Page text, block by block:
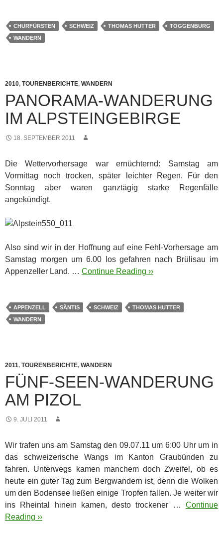
CHURFÜRSTEN SCHWEIZ THOMAS HUTTER
TOGGENBURG
WANDERN
2010, TOURENBERICHTE, WANDERN
PANORAMA-WANDERUNG
IM ALPSTEINGEBIRGE
18. SEPTEMBER 2011
Die Wettervorhersage war ernüchternd: Samstag am
Vormittag noch trocken, später leichter Regen. Für den
Sonntag aber waren ganztägig starke Regenfälle
angekündigt.
Also sind wir in der Hoffnung auf eine Fehl-Vorhersage am
Samstag morgen um 6.00 los gefahren nach Brülisau im
Appenzeller Land. … Continue Reading ››
APPENZELL SÄNTIS SCHWEIZ
THOMAS HUTTER
WANDERN
2011, TOURENBERICHTE, WANDERN
FÜNF-SEEN-WANDERUNG
AM PIZOL
9. JULI 2011
Wir trafen uns am Samstag den 09.07.11 um 6:00 Uhr um in
das schweizerische Wangs im Kanton Graubünden zu
fahren. Unterwegs kamen manchem doch Zweifel, ob es
heute ein guter Tag zum Bergwandern ist, denn die Wolken
um den Bodensee ließen einige Tropfen fallen. Je weiter wir
ins Rheintal hinein kamen, desto trockener … Continue
Reading ››